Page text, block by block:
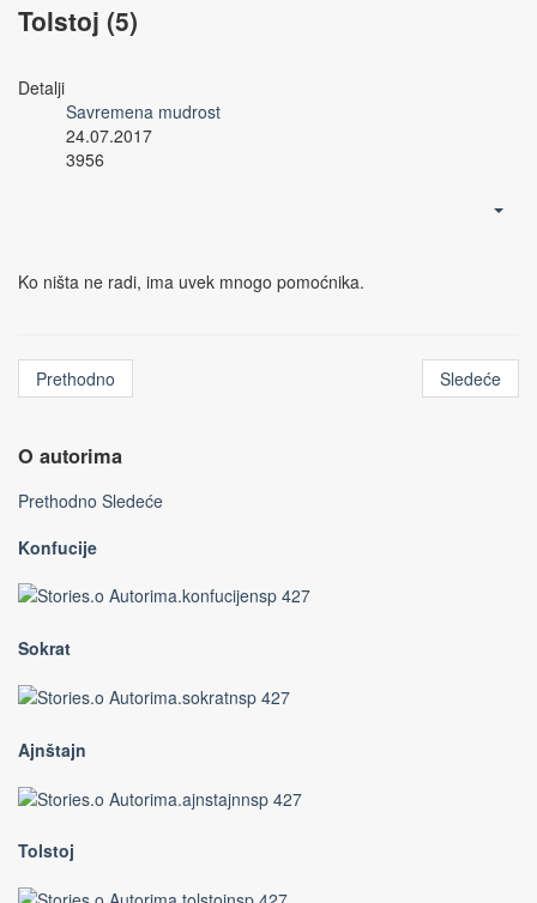
Tolstoj (5)
Detalji
Savremena mudrost
24.07.2017
3956
Ko ništa ne radi, ima uvek mnogo pomoćnika.
Prethodno Sledeće
O autorima
Prethodno Sledeće
Konfucije
Sokrat
Ajnštajn
Tolstoj